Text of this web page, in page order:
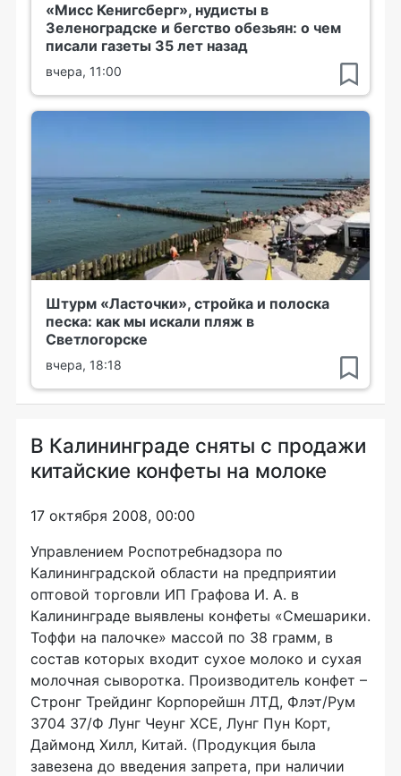
«Мисс Кенигсберг», нудисты в
Зеленоградске и бегство обезьян: о чем
писали газеты 35 лет назад
вчера, 11:00
Штурм «Ласточки», стройка и полоска
песка: как мы искали пляж в
Светлогорске
вчера, 18:18
В Калининграде сняты с продажи
китайские конфеты на молоке
17 октября 2008, 00:00
Управлением Роспотребнадзора по
Калининградской области на предприятии
оптовой торговли ИП Графова И. А. в
Калининграде выявлены конфеты «Смешарики.
Тоффи на палочке» массой по 38 грамм, в
состав которых входит сухое молоко и сухая
молочная сыворотка. Производитель конфет –
Стронг Трейдинг Корпорейшн ЛТД, Флэт/Рум
3704 37/Ф Лунг Чеунг ХСЕ, Лунг Пун Корт,
Даймонд Хилл, Китай. (Продукция была
завезена до введения запрета, при наличии